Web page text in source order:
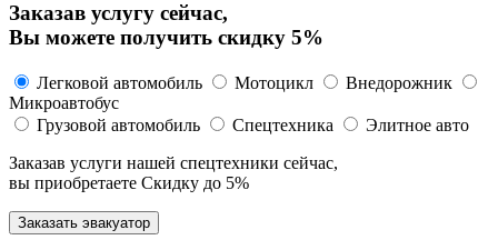
Заказав услугу сейчас,
Вы можете получить скидку 5%
Легковой автомобиль Мотоцикл
Внедорожник
Микроавтобус
Грузовой автомобиль
Спецтехника
Элитное авто
Заказав услуги нашей спецтехники сейчас,
вы приобретаете Скидку до 5%
Заказать эвакуатор